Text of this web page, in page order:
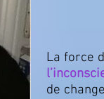
La force
de